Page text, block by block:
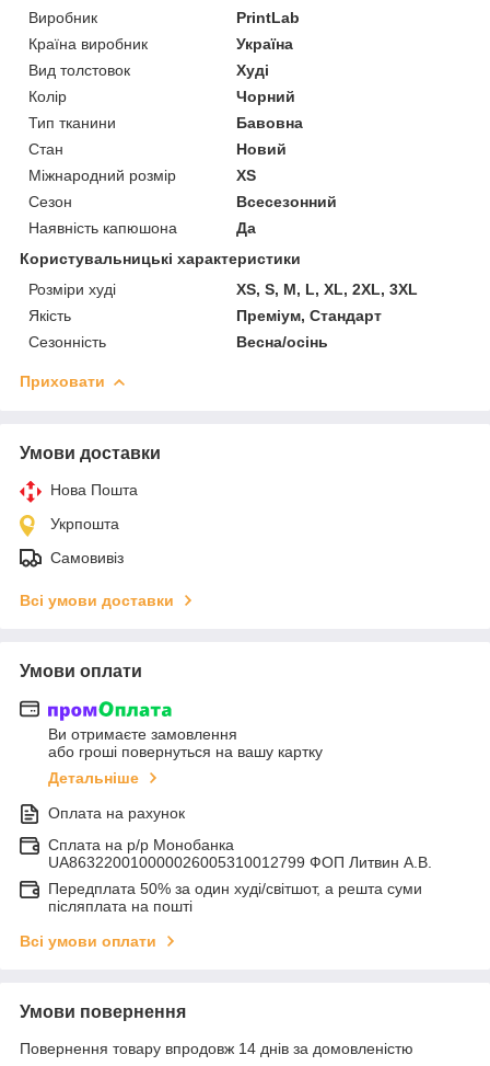
Виробник
PrintLab
Країна виробник
Україна
Вид толстовок
Худі
Колір
Чорний
Тип тканини
Бавовна
Стан
Новий
Міжнародний розмір
XS
Сезон
Всесезонний
Наявність капюшона
Да
Користувальницькі характеристики
Розміри худі
XS, S, M, L, XL, 2XL, 3XL
Якість
Преміум, Стандарт
Сезонність
Весна/осінь
Приховати
Умови доставки
Нова Пошта
Укрпошта
Самовивіз
Всі умови доставки
Умови оплати
Ви отримаєте замовлення
або гроші повернуться на вашу картку
Детальніше
Оплата на рахунок
Сплата на р/р Монобанка
UA863220010000026005310012799 ФОП Литвин А.В.
Передплата 50% за один худі/світшот, а решта суми
післяплата на пошті
Всі умови оплати
Умови повернення
Повернення товару впродовж 14 днів за домовленістю